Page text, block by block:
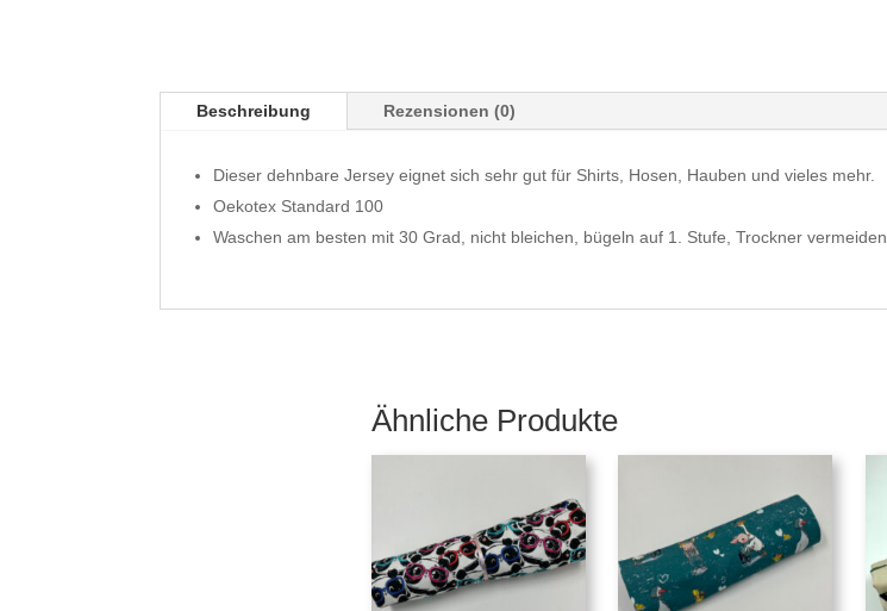
Beschreibung Rezensionen (0)
Dieser dehnbare Jersey eignet sich sehr gut für Shirts, Hosen, Hauben und vieles mehr.
Oekotex Standard 100
Waschen am besten mit 30 Grad, nicht bleichen, bügeln auf 1. Stufe, Trockner vermeiden
Ähnliche Produkte